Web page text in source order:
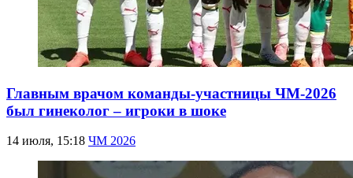
Главным врачом команды-участницы ЧМ-2026
был гинеколог – игроки в шоке
14 июля, 15:18 ЧМ 2026